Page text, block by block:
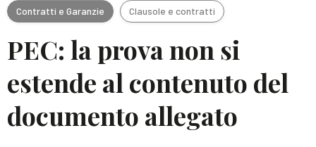
Contratti e Garanzie Clausole e contratti
PEC: la prova non si
estende al contenuto del
documento allegato